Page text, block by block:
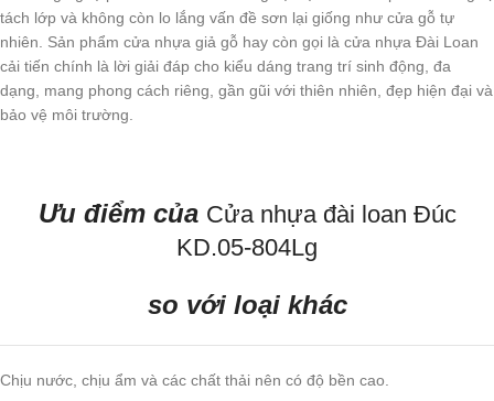
tách lớp và không còn lo lắng vấn đề sơn lại giống như cửa gỗ tự
nhiên. Sản phẩm cửa nhựa giả gỗ hay còn gọi là cửa nhựa Đài Loan
cải tiến chính là lời giải đáp cho kiểu dáng trang trí sinh động, đa
dạng, mang phong cách riêng, gần gũi với thiên nhiên, đẹp hiện đại và
bảo vệ môi trường.
Ưu điểm của Cửa nhựa đài loan Đúc
KD.05-804Lg
so với loại khác
Chịu nước, chịu ẩm và các chất thải nên có độ bền cao.